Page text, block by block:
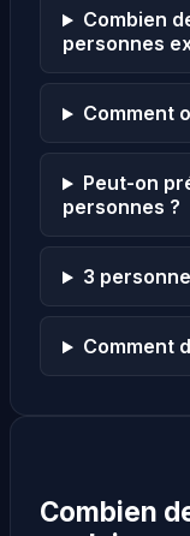
Combien
personnes
Comment
Peut-on
personnes ?
3
Comment
Combien